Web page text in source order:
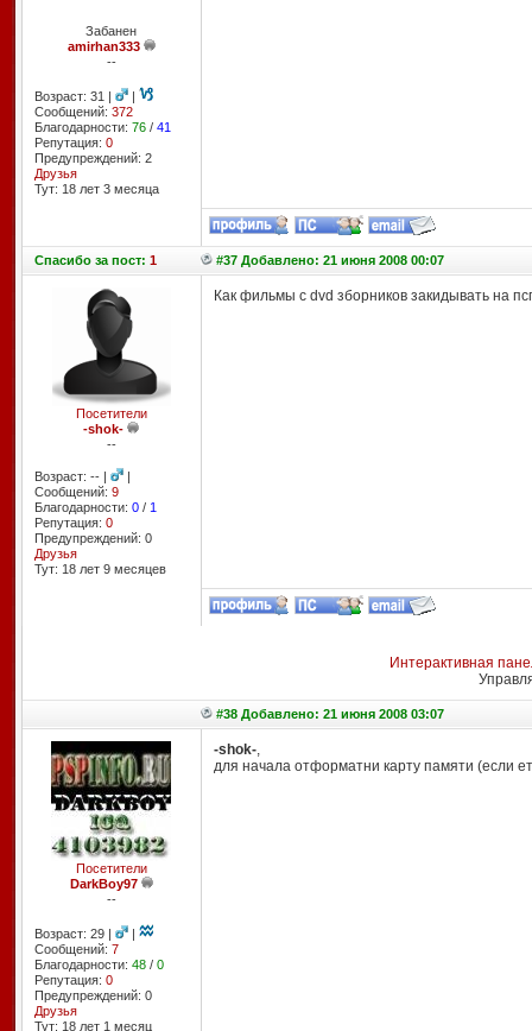
Забанен
amirhan333
--
Возраст: 31 |
|
Сообщений: 372
Благодарности: 76/ 41
Репутация: 0
Предупреждений: 2
Друзья
Тут: 18 лет 3 месяцa
Спасибоза пост: 1 #37 Добавлено: 21 июня 2008 00:07
Посетители
-shok-
--
Возраст: -- |
|
Сообщений: 9
Благодарности: 0/ 1
Репутация: 0
Предупреждений: 0
Друзья
Тут: 18 лет 9 месяцев
Как фильмы с dvd зборников закидывать на
Интерактивная
#38 Добавлено: 21 июня 2008 03:07
Посетители
DarkBoy97
--
Возраст: 29 |
|
Сообщений: 7
Благодарности: 48/ 0
Репутация: 0
Предупреждений: 0
Друзья
Тут: 18 лет 1 месяц
-shok-,
для начала отформатни карту памяти (если